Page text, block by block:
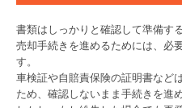
書類はしっかりと確認して準備す
売却手続きを進めるためには、必
す。
車検証や自賠責保険の証明書など
ため、確認しないまま手続きを進